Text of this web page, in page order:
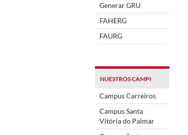
Generar GRU
FAHERG
FAURG
NUESTROS CAMPI
Campus Carreiros
Campus Santa
Vitória do Palmar